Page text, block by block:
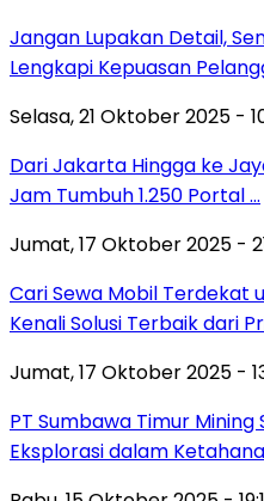
Jangan Lupakan Detail,
Lengkapi Kepuasan
Selasa, 21 Oktober 2025 -
Dari Jakarta Hingga ke
Jam Tumbuh 1.250 Portal …
Jumat, 17 Oktober 2025 -
Cari Sewa Mobil Terdekat
Kenali Solusi Terbaik dari
Jumat, 17 Oktober 2025 -
PT Sumbawa Timur
Eksplorasi dalam